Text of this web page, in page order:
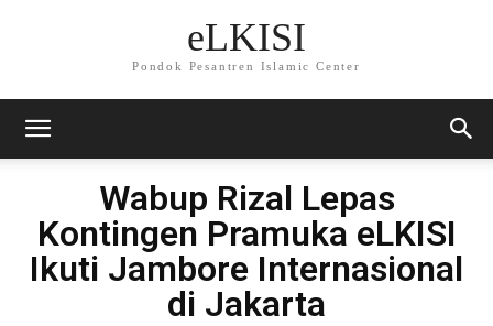
eLKISI
Pondok Pesantren Islamic Center
Wabup Rizal Lepas
Kontingen Pramuka eLKISI
Ikuti Jambore Internasional
di Jakarta